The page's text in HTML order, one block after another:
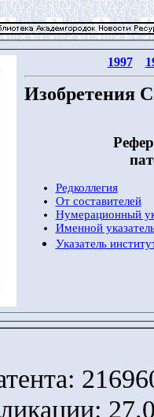
1997
Изобретения
Редколлегия
От составителей
Нумерационный
Именной
Указатель